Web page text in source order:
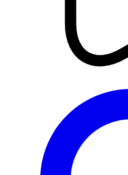
المشاركين في
أصحاب